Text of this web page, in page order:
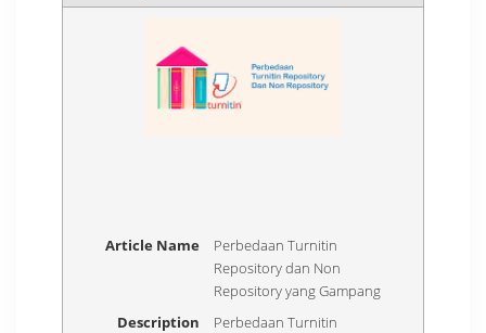
Article Name
Perbedaan Turnitin
Repository dan Non
Repository yang Gampang
Description
Perbedaan Turnitin